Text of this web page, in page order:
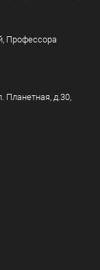
Профессора
Планетная, д.30,